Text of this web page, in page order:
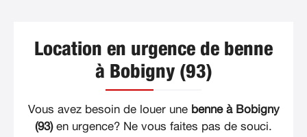
Location en urgence de benne
à Bobigny (93)
Vous avez besoin de louer une benne à Bobigny
(93)en urgence? Ne vous faites pas de souci.